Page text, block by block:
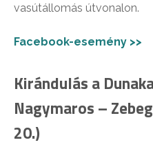
vasútállomás útvonalon.
Facebook-esemény >>
Kirándulás a
Nagymaros –
20.)